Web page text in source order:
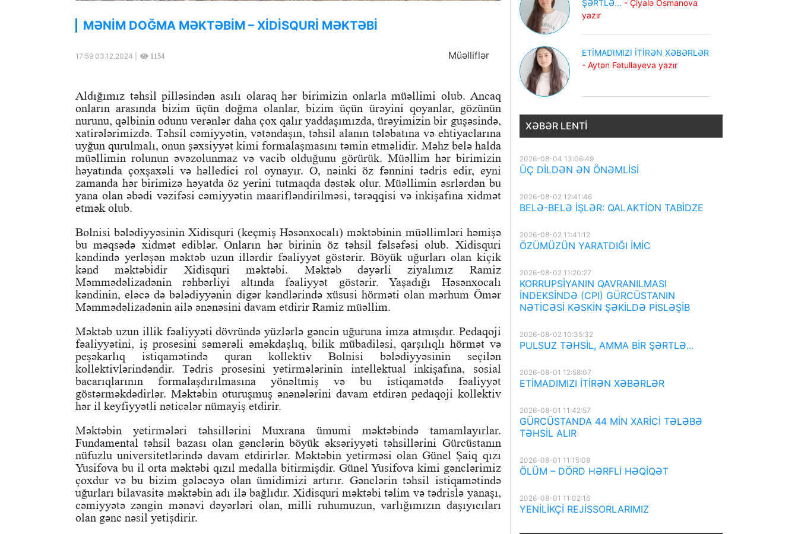
MƏNİM DOĞMA MƏKTƏBİM – XİDİSQURİ MƏKTƏBİ
17:59 03.12.2024 | 1154 Müəlliflər
Aldığımız təhsil pilləsindən asılı olaraq hər birimizin onlarla müəllimi olub. Ancaq
onların arasında bizim üçün doğma olanlar, bizim üçün ürəyini qoyanlar, gözünün
nurunu, qəlbinin odunu verənlər daha çox qalır yaddaşımızda, ürəyimizin bir guşəsində,
xatirələrimizdə. Təhsil cəmiyyətin, vətəndaşın, təhsil alanın tələbatına və ehtiyaclarına
uyğun qurulmalı, onun şəxsiyyət kimi formalaşmasını təmin etməlidir. Məhz belə halda
müəllimin rolunun əvəzolunmaz və vacib olduğunu görürük. Müəllim hər birimizin
həyatında çoxşaxəli və həlledici rol oynayır. O, nəinki öz fənnini tədris edir, eyni
zamanda hər birimizə həyatda öz yerini tutmaqda dəstək olur. Müəllimin əsrlərdən bu
yana olan əbədi vəzifəsi cəmiyyətin maarifləndirilməsi, tərəqqisi və inkişafına xidmət
etmək olub.
Bolnisi bələdiyyəsinin Xidisquri (keçmiş Həsənxocalı) məktəbinin müəllimləri həmişə
bu məqsədə xidmət ediblər. Onların hər birinin öz təhsil fəlsəfəsi olub. Xidisquri
kəndində yerləşən məktəb uzun illərdir fəaliyyət göstərir. Böyük uğurları olan kiçik
kənd məktəbidir Xidisquri məktəbi. Məktəb dəyərli ziyalımız Ramiz
Məmmədəlizadənin rəhbərliyi altında fəaliyyət göstərir. Yaşadığı Həsənxocalı
kəndinin, eləcə də bələdiyyənin digər kəndlərində xüsusi hörməti olan mərhum Ömər
Məmmədəlizadənin ailə ənənəsini davam etdirir Ramiz müəllim.
Məktəb uzun illik fəaliyyəti dövründə yüzlərlə gəncin uğuruna imza atmışdır. Pedaqoji
fəaliyyətini, iş prosesini səmərəli əməkdaşlıq, bilik mübadiləsi, qarşılıqlı hörmət və
peşəkarlıq istiqamətində quran kollektiv Bolnisi bələdiyyəsinin seçilən
kollektivlərindəndir. Tədris prosesini yetirmələrinin intellektual inkişafına, sosial
bacarıqlarının formalaşdırılmasına yönəltmiş və bu istiqamətdə fəaliyyət
göstərməkdədirlər. Məktəbin oturuşmuş ənənələrini davam etdirən pedaqoji kollektiv
hər il keyfiyyətli nəticələr nümayiş etdirir.
Məktəbin yetirmələri təhsillərini Muxrana ümumi məktəbində tamamlayırlar.
Fundamental təhsil bazası olan gənclərin böyük əksəriyyəti təhsillərini Gürcüstanın
nüfuzlu universitetlərində davam etdirirlər. Məktəbin yetirməsi olan Günel Şaiq qızı
Yusifova bu il orta məktəbi qızıl medalla bitirmişdir. Günel Yusifova kimi gənclərimiz
çoxdur və bu bizim gələcəyə olan ümidimizi artırır. Gənclərin təhsil istiqamətində
uğurları bilavasitə məktəbin adı ilə bağlıdır. Xidisquri məktəbi təlim və tədrislə yanaşı,
cəmiyyətə zəngin mənəvi dəyərləri olan, milli ruhumuzun, varlığımızın daşıyıcıları
olan gənc nəsil yetişdirir.
ŞƏRTLƏ... - Çiyalə Osmanova
yazır
ETİMADIMIZI İTİRƏN XƏBƏRLƏR
- Aytən Fətullayeva yazır
XƏBƏR LENTI
2026-08-04 13:06:49
ÜÇ DİLDƏN ƏN ÖNƏMLİSİ
2026-08-02 12:41:46
BELƏ-BELƏ İŞLƏR: QALAKTİON TABİDZE
2026-08-02 11:41:12
ÖZÜMÜZÜN YARATDIĞI İMİC
2026-08-02 11:20:27
KORRUPSİYANIN QAVRANILMASI
İNDEKSİNDƏ (CPI) GÜRCÜSTANIN
NƏTİCƏSİ KƏSKİN ŞƏKİLDƏ PİSLƏŞİB
2026-08-02 10:35:32
PULSUZ TƏHSİL, AMMA BİR ŞƏRTLƏ...
2026-08-01 12:58:07
ETİMADIMIZI İTİRƏN XƏBƏRLƏR
2026-08-01 11:42:57
GÜRCÜSTANDA 44 MİN XARİCİ TƏLƏBƏ
TƏHSİL ALIR
2026-08-01 11:15:08
ÖLÜM – DÖRD HƏRFLİ HƏQİQƏT
2026-08-01 11:02:16
YENİLİKÇİ REJİSSORLARIMIZ